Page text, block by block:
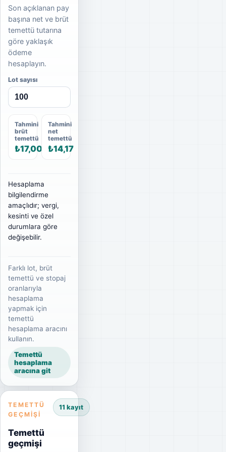
Son açıklanan pay
başına net ve brüt
temettü tutarına
göre yaklaşık
ödeme
hesaplayın.
Lot sayısı
Tahmini
brüt
temettü
₺17,00
Tahmini
net
temettü
₺14,17
Hesaplama
bilgilendirme
amaçlıdır; vergi,
kesinti ve özel
durumlara göre
değişebilir.
Farklı lot, brüt
temettü ve stopaj
oranlarıyla
hesaplama
yapmak için
temettü
hesaplama aracını
kullanın.
Temettü
hesaplama
aracına git
TEMETTÜ
GEÇMIŞI
Temettü
geçmişi
11 kayıt